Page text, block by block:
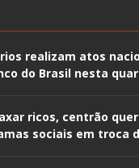
realizam atos
do Brasil nesta
ricos, centrão
sociais em troca